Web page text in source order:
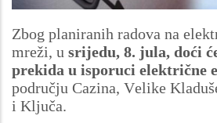
Zbog planiranih radova na
mreži, u srijedu, 8. jula, doći
prekida u isporuci električne
području Cazina, Velike
i Ključa.